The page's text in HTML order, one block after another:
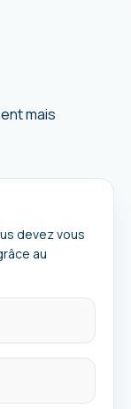
mais
devez vous
au